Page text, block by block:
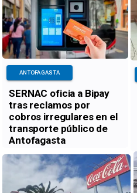
SERNAC oficia a Bipay
tras reclamos por
cobros irregulares en el
transporte público de
Antofagasta
ANTOFAGASTA